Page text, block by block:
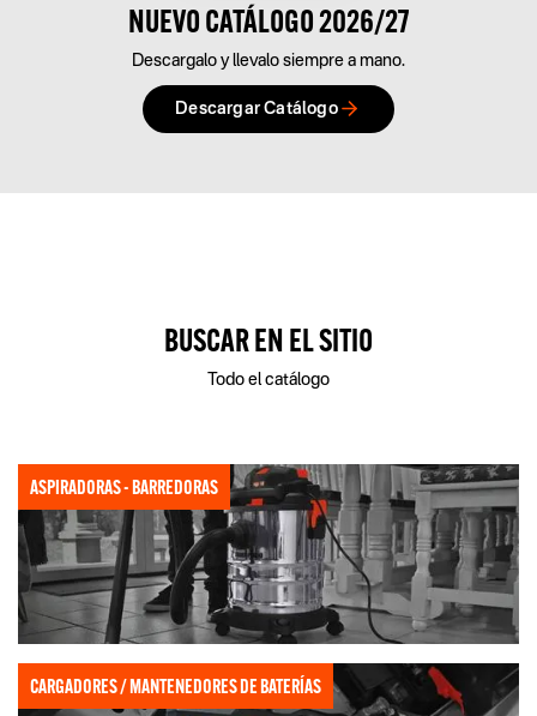
NUEVO CATÁLOGO 2026/27
Descargalo y llevalo siempre a mano.
Descargar Catálogo
BUSCAR EN EL SITIO
Todo el catálogo
ASPIRADORAS - BARREDORAS
CARGADORES / MANTENEDORES DE BATERÍAS